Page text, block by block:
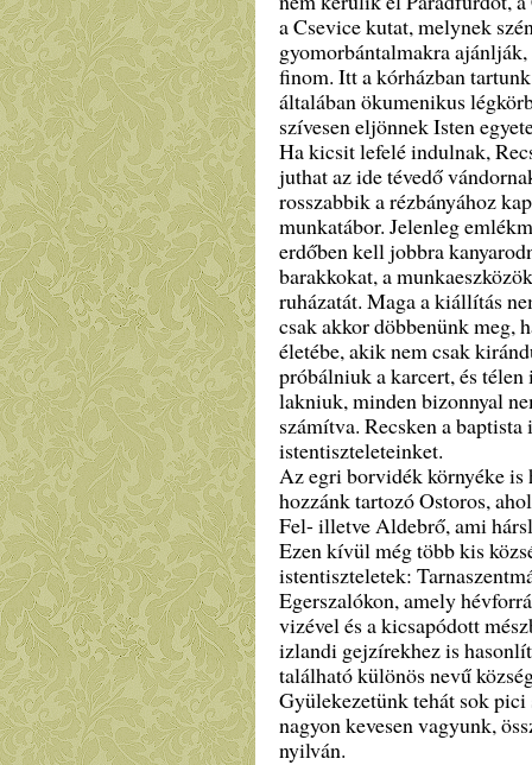
a Csevice kutat, melynek
gyomorbántalmakra ajánlják,
finom. Itt a kórházban
általában ökumenikus
szívesen eljönnek Isten
Ha kicsit lefelé indulnak,
juthat az ide tévedő
rosszabbik a rézbányához
munkatábor. Jelenleg
erdőben kell jobbra
barakkokat, a
ruházatát. Maga a kiállítás
csak akkor döbbenünk meg,
életébe, akik nem csak
próbálniuk a karcert, és
lakniuk, minden bizonnyal
számítva. Recsken a
istentiszteleteinket.
Az egri borvidék környéke is
hozzánk tartozó Ostoros,
Fel- illetve Aldebrő, ami
Ezen kívül még több kis
istentiszteletek:
Egerszalókon, amely
vizével és a kicsapódott
izlandi gejzírekhez is
található különös nevű
Gyülekezetünk tehát sok
nagyon kevesen vagyunk,
nyilván.